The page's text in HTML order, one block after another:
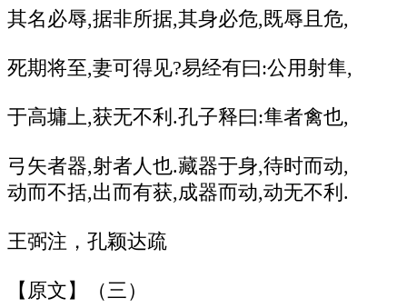
其名必辱,据非所据,其身必危,既辱且危,
死期将至,妻可得见?易经有曰:公用射隼,
于高墉上,获无不利.孔子释曰:隼者禽也,
弓矢者器,射者人也.藏器于身,待时而动,
动而不括,出而有获,成器而动,动无不利.
王弼注，孔颖达疏
【原文】（三）